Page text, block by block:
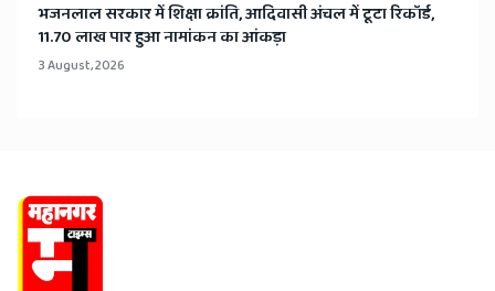
भजनलाल सरकार में शिक्षा क्रांति, आदिवासी अंचल में टूटा रिकॉर्ड,
11.70 लाख पार हुआ नामांकन का आंकड़ा
3 August, 2026